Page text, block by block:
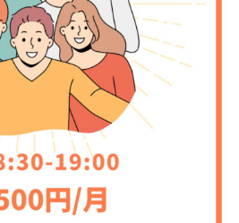
ン（iOS版）復旧のお
どこでもスキャン」は通常通り